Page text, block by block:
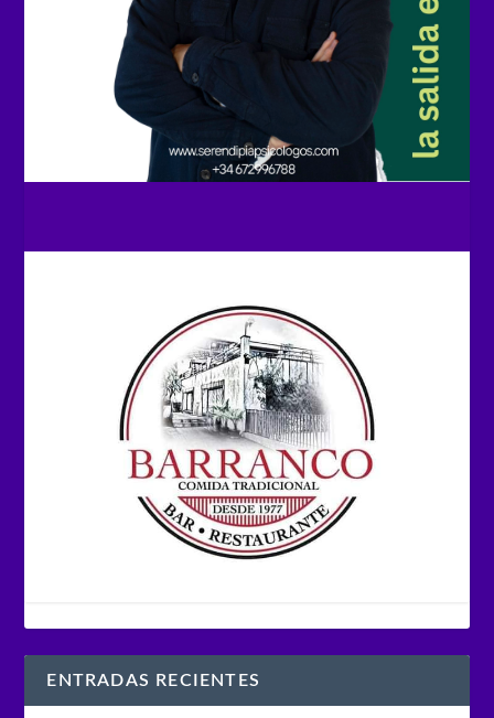
ENTRADAS RECIENTES